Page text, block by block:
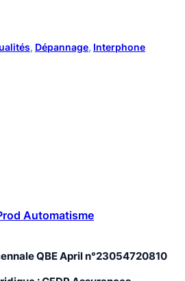
, Dépannage, Interphone
Automatisme
QBE April n°23054720810